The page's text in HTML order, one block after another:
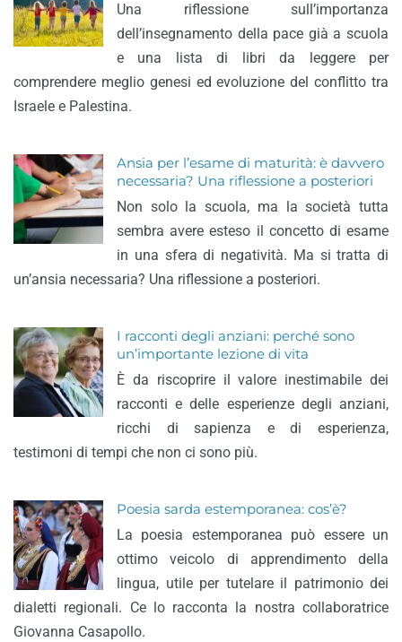
Una riflessione sull’importanza
dell’insegnamento della pace già a scuola
e una lista di libri da leggere per
comprendere meglio genesi ed evoluzione del conflitto tra
Israele e Palestina.
Ansia per l’esame di maturità: è davvero
necessaria? Una riflessione a posteriori
Non solo la scuola, ma la società tutta
sembra avere esteso il concetto di esame
in una sfera di negatività. Ma si tratta di
un’ansia necessaria? Una riflessione a posteriori.
I racconti degli anziani: perché sono
un’importante lezione di vita
È da riscoprire il valore inestimabile dei
racconti e delle esperienze degli anziani,
ricchi di sapienza e di esperienza,
testimoni di tempi che non ci sono più.
Poesia sarda estemporanea: cos’è?
La poesia estemporanea può essere un
ottimo veicolo di apprendimento della
lingua, utile per tutelare il patrimonio dei
dialetti regionali. Ce lo racconta la nostra collaboratrice
Giovanna Casapollo.